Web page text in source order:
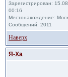
Зарегистрирован:
00:16
Местонахождение:
Сообщений: 2011
Наверх
Я-Ха